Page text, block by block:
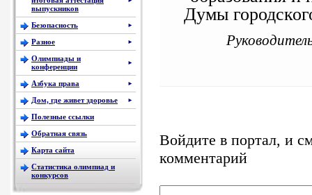
Думы
Войдите в портал, и
комментарий
выпускников
Безопасность ►
Разное ►
Олимпиады и
конференции
►
Азбука права ►
Дом, где живет здоровье ►
Полезные ссылки
Обратная связь
Карта сайта
Статистика олимпиад и
конкурсов